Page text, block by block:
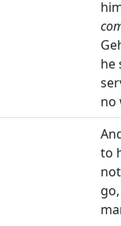
he
no
to